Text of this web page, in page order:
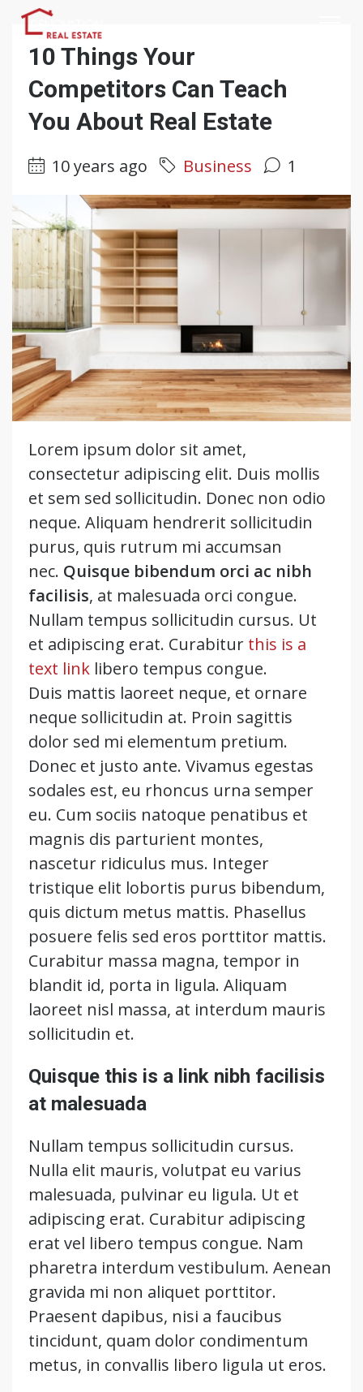
10 Things Your
Competitors Can Teach
You About Real Estate
10 years ago Business 1
Lorem ipsum dolor sit amet,
consectetur adipiscing elit. Duis mollis
et sem sed sollicitudin. Donec non odio
neque. Aliquam hendrerit sollicitudin
purus, quis rutrum mi accumsan
nec. Quisque bibendum orci ac nibh
facilisis, at malesuada orci congue.
Nullam tempus sollicitudin cursus. Ut
et adipiscing erat. Curabitur this is a
text link libero tempus congue.
Duis mattis laoreet neque, et ornare
neque sollicitudin at. Proin sagittis
dolor sed mi elementum pretium.
Donec et justo ante. Vivamus egestas
sodales est, eu rhoncus urna semper
eu. Cum sociis natoque penatibus et
magnis dis parturient montes,
nascetur ridiculus mus. Integer
tristique elit lobortis purus bibendum,
quis dictum metus mattis. Phasellus
posuere felis sed eros porttitor mattis.
Curabitur massa magna, tempor in
blandit id, porta in ligula. Aliquam
laoreet nisl massa, at interdum mauris
sollicitudin et.
Quisque this is a link nibh facilisis
at malesuada
Nullam tempus sollicitudin cursus.
Nulla elit mauris, volutpat eu varius
malesuada, pulvinar eu ligula. Ut et
adipiscing erat. Curabitur adipiscing
erat vel libero tempus congue. Nam
pharetra interdum vestibulum. Aenean
gravida mi non aliquet porttitor.
Praesent dapibus, nisi a faucibus
tincidunt, quam dolor condimentum
metus, in convallis libero ligula ut eros.